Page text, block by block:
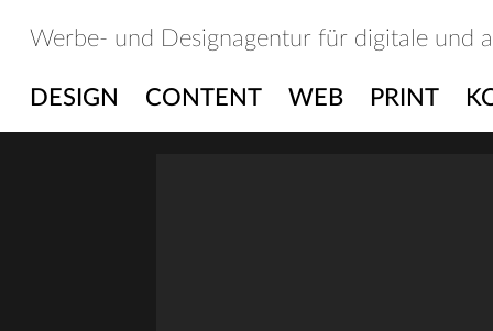
Werbe- und Designagentur für digitale und
DESIGN CONTENT WEB PRINT